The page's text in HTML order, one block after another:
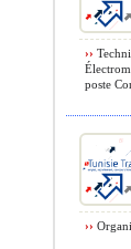
››
poste
››